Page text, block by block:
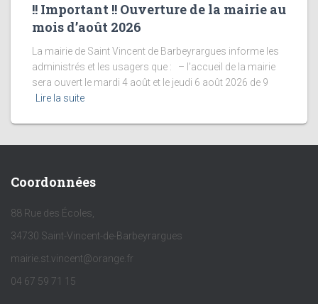
!! Important !! Ouverture de la mairie au
mois d’août 2026
La mairie de Saint Vincent de Barbeyrargues informe les
administrés et les usagers que : – l’accueil de la mairie
sera ouvert le mardi 4 août et le jeudi 6 août 2026 de 9
Lire la suite
Coordonnées
88 Rue des Écoles,
34730 Saint-Vincent-de-Barbeyrargues
mairie.st.vincent@orange.fr
04 67 59 71 15